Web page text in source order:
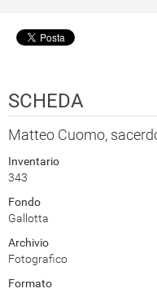
SCHEDA
Matteo Cuomo,
Inventario
343
Fondo
Gallotta
Archivio
Fotografico
Formato